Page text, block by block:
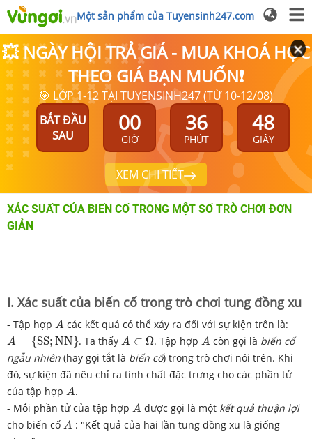
Một sản phẩm của Tuyensinh247.com
💥 NGÀY HỘI TRẢ GIÁ - MUA KHOÁ HỌC
THEO GIÁ BẠN MUỐN❗
🎯 LỚP 1-12 TẠI TUYENSINH247 (TỪ 10-12/08)
BẮT ĐẦU
SAU
00
GIỜ
36
PHÚT
48
GIÂY
XEM CHI TIẾT
XÁC SUẤT CỦA BIẾN CỐ TRONG MỘT SỐ TRÒ CHƠI ĐƠN
GIẢN
I. Xác suất của biến cố trong trò chơi tung đồng xu
- Tập hợp A
A các kết quả có thể xảy ra đối với sự kiện trên là:
A = {SS; NN}
A ={S S;NN} . Ta thấyA ⊂ Ω
A ⊂Ω . Tập hợpA
A còn gọi là biến cố
ngẫu nhiên (hay gọi tắt là biến cố) trong trò chơi nói trên. Khi
đó, sự kiện đã nêu chỉ ra tính chất đặc trưng cho các phần tử
của tập hợp A
A.
- Mỗi phần tử của tập hợp A
A được gọi là một kết quả thuận lợi
cho biến cố A
A : "Kết quả của hai lần tung đồng xu là giống